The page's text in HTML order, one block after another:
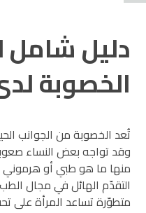
دليل شامل
الخصوبة
تُعد الخصوبة من الجوانب
وقد تواجه بعض النساء
منها ما هو طبي أو
التقدّم الهائل في مجال
متطوّرة تساعد المرأة على